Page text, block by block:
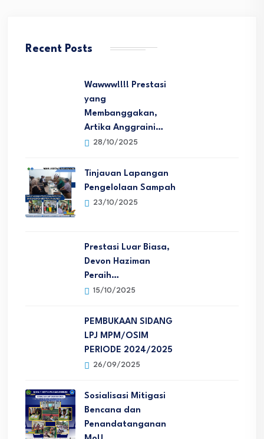
Recent Posts
Wawww!!!! Prestasi
yang
Membanggakan,
Artika Anggraini…
28/10/2025
Tinjauan Lapangan
Pengelolaan Sampah
23/10/2025
Prestasi Luar Biasa,
Devon Haziman
Peraih…
15/10/2025
PEMBUKAAN SIDANG
LPJ MPM/OSIM
PERIODE 2024/2025
26/09/2025
Sosialisasi Mitigasi
Bencana dan
Penandatanganan